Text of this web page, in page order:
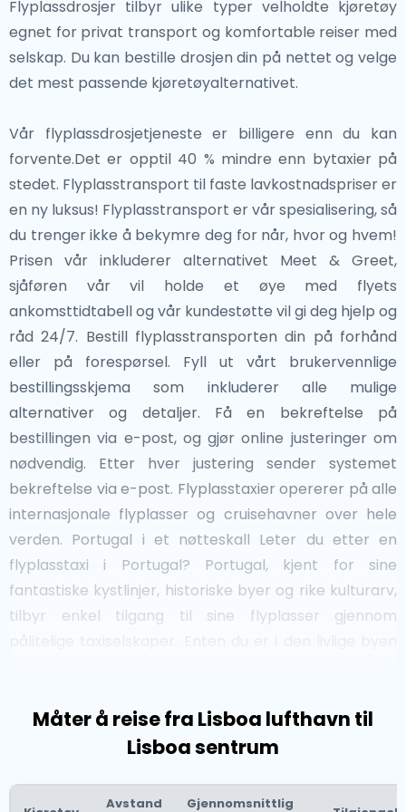
middelalderske slott eller slapper av ved havet,
garanterer Portugal en uforglemmelig opplevelse.
Enten du utforsker Sevillas flamencofylte gater eller
oppdager den romerske arven til Mérida, tilbyr disse
destinasjonene varierte og berikende opplevelser
bare en kort tur fra Portugal.
Flyplassdrosjer tilbyr ulike typer velholdte kjøretøy
egnet for privat transport og komfortable reiser med
selskap. Du kan bestille drosjen din på nettet og velge
det mest passende kjøretøyalternativet.
Vår flyplassdrosjetjeneste er billigere enn du kan
forvente.Det er opptil 40 % mindre enn bytaxier på
stedet. Flyplasstransport til faste lavkostnadspriser er
en ny luksus! Flyplasstransport er vår spesialisering, så
du trenger ikke å bekymre deg for når, hvor og hvem!
Prisen vår inkluderer alternativet Meet & Greet,
sjåføren vår vil holde et øye med flyets
ankomsttidtabell og vår kundestøtte vil gi deg hjelp og
råd 24/7. Bestill flyplasstransporten din på forhånd
eller på forespørsel. Fyll ut vårt brukervennlige
bestillingsskjema som inkluderer alle mulige
alternativer og detaljer. Få en bekreftelse på
bestillingen via e-post, og gjør online justeringer om
nødvendig. Etter hver justering sender systemet
bekreftelse via e-post. Flyplasstaxier opererer på alle
internasjonale flyplasser og cruisehavner over hele
verden. Portugal i et nøtteskall Leter du etter en
flyplasstaxi i Portugal? Portugal, kjent for sine
fantastiske kystlinjer, historiske byer og rike kulturarv,
tilbyr enkel tilgang til sine flyplasser gjennom
raskt, selv med kort varsel.Imidlertid anbefaler vi å
bestille flyplasstransporten din på nettet gjennom
Måter å reise fra Lisboa lufthavn til
Lisboa sentrum
Avstand Gjennomsnittlig